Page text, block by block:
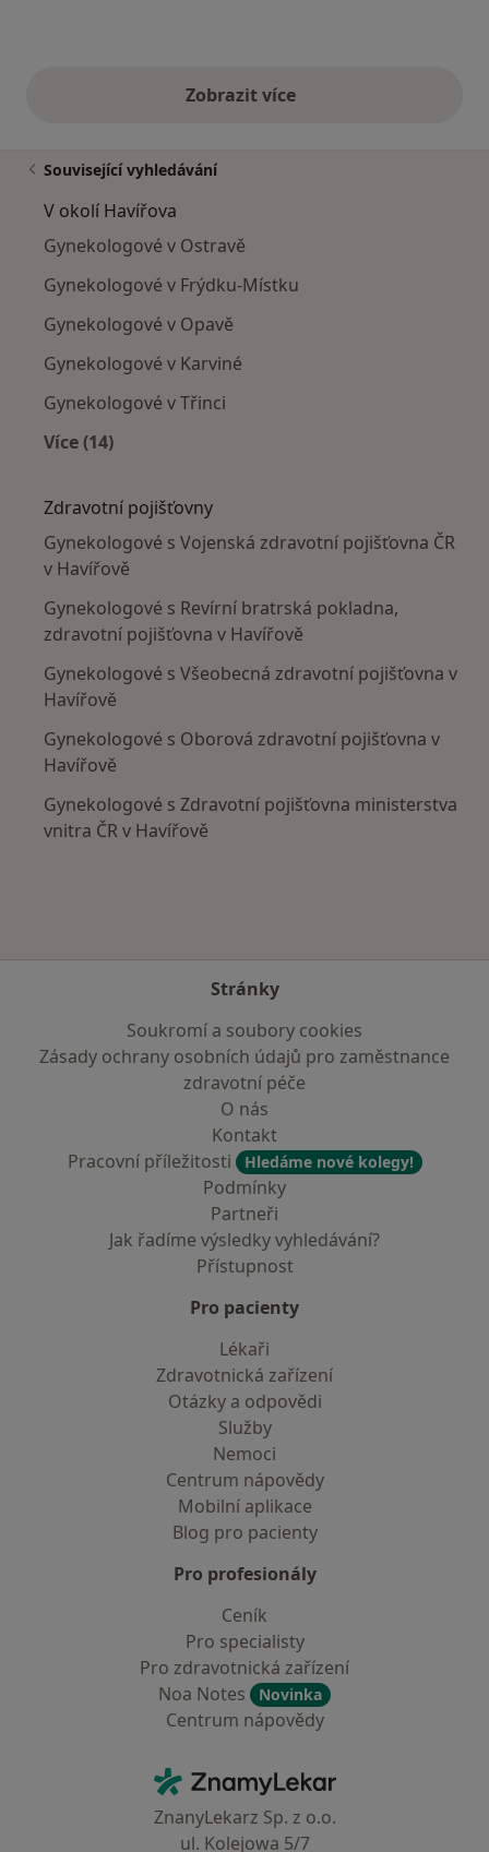
Zobrazit vícevýše uvedené názory
Související vyhledávání
V okolí Havířova
Gynekologové v Ostravě
Gynekologové v Frýdku-Místku
Gynekologové v Opavě
Gynekologové v Karviné
Gynekologové v Třinci
Více (14)
Zdravotní pojišťovny
Gynekologové s Vojenská zdravotní pojišťovna ČR
v Havířově
Gynekologové s Revírní bratrská pokladna,
zdravotní pojišťovna v Havířově
Gynekologové s Všeobecná zdravotní pojišťovna v
Havířově
Gynekologové s Oborová zdravotní pojišťovna v
Havířově
Gynekologové s Zdravotní pojišťovna ministerstva
vnitra ČR v Havířově
Stránky
Soukromí a soubory cookies
Zásady ochrany osobních údajů pro zaměstnance
zdravotní péče
O nás
Kontakt
Pracovní příležitosti
Hledáme nové kolegy!
Podmínky
Partneři
Jak řadíme výsledky vyhledávání?
Přístupnost
Pro pacienty
Lékaři
Zdravotnická zařízení
Otázky a odpovědi
Služby
Nemoci
Centrum nápovědy
Mobilní aplikace
Blog pro pacienty
Pro profesionály
Ceník
Pro specialisty
Pro zdravotnická zařízení
Noa Notes
Novinka
Centrum nápovědy
ZnamyLekar - Hlavní stránka
ZnanyLekarz Sp. z o.o.
ul. Kolejowa 5/7